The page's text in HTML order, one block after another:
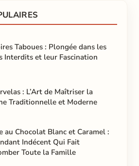
Taboues : Plongée dans les
Interdits et leur Fascination
: L’Art de Maîtriser la
Traditionnelle et Moderne
au Chocolat Blanc et Caramel :
Indécent Qui Fait
Toute la Famille